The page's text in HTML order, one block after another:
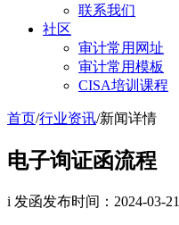
联系我们
社区
审计常用网址
审计常用模板
CISA培训课程
首页/行业资讯/新闻详情
电子询证函流程
i 发函发布时间：2024-03-21